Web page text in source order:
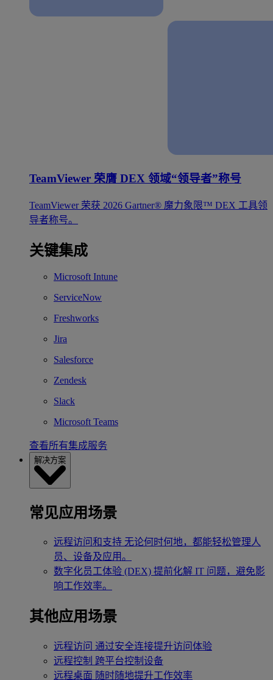
TeamViewer 荣膺 DEX 领域“领导者”称号
TeamViewer 荣获 2026 Gartner® 魔力象限™ DEX 工具领
导者称号。
关键集成
Microsoft Intune
ServiceNow
Freshworks
Jira
Salesforce
Zendesk
Slack
Microsoft Teams
查看所有集成服务
解决方案
常见应用场景
远程访问和支持 无论何时何地，都能轻松管理人
员、设备及应用。
数字化员工体验 (DEX) 提前化解 IT 问题，避免影
响工作效率。
其他应用场景
远程访问 通过安全连接提升访问体验
远程控制 跨平台控制设备
远程桌面 随时随地提升工作效率